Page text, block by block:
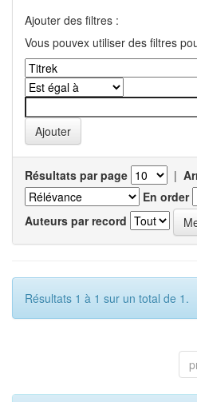
Ajouter des filtres :
Vous pouvex utiliser des filtres
Résultats par page |
En order
Auteurs par record
Résultats 1 à 1 sur un total de 1.